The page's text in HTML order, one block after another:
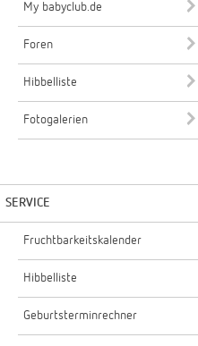
My babyclub.de
Foren
Hibbelliste
Fotogalerien
SERVICE
Fruchtbarkeitskalender
Hibbelliste
Geburtsterminrechner